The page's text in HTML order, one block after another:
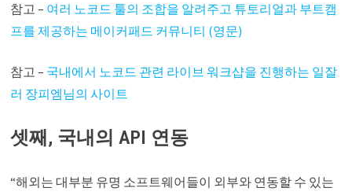
참고 – 여러 노코드 툴의 조합을 알려주고 튜토리얼과 부트캠
프를 제공하는 메이커패드 커뮤니티 (영문)
참고 – 국내에서 노코드 관련 라이브 워크샵을 진행하는 일잘
러 장피엠님의 사이트
셋째, 국내의 API 연동
“해외는 대부분 유명 소프트웨어들이 외부와 연동할 수 있는